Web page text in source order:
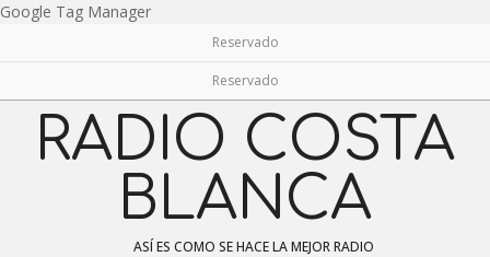
Google Tag ManagerSkip
content
Reservado
Reservado
RADIO COSTA
BLANCA
ASÍ ES COMO SE HACE LA MEJOR RADIO